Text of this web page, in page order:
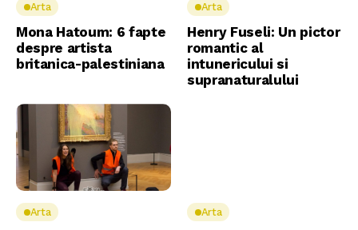
Arta
Mona Hatoum: 6 fapte
despre artista
britanica-palestiniana
Arta
Henry Fuseli: Un pictor
romantic al
intunericului si
supranaturalului
Arta Arta